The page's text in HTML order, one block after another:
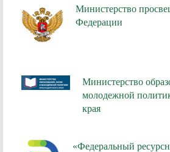
Министерство
Федерации
Министерство
молодежной
края
«Федеральный